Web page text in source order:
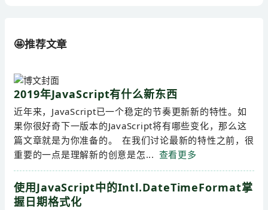
🤩推荐文章
2019年JavaScript有什么新东西
近年来，JavaScript已一个稳定的节奏更新新的特性。如
果你很好奇下一版本的JavaScript将有哪些变化，那么这
篇文章就是为你准备的。 在我们讨论最新的特性之前，很
重要的一点是理解新的创意是怎... 查看更多
使用JavaScript中的Intl.DateTimeFormat掌
握日期格式化